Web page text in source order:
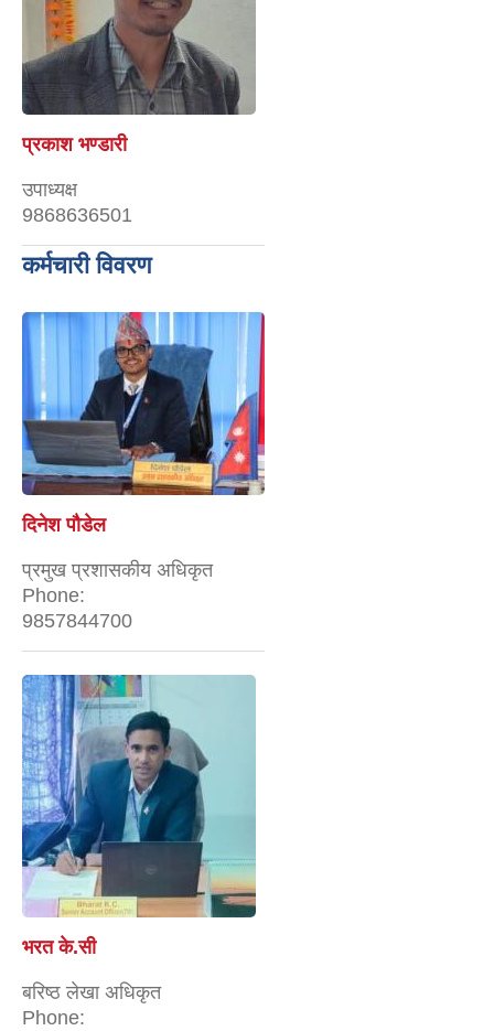
प्रकाश भण्डारी
उपाध्यक्ष
9868636501
कर्मचारी विवरण
दिनेश पौडेल
प्रमुख प्रशासकीय अधिकृत
Phone:
9857844700
भरत के.सी
बरिष्ठ लेखा अधिकृत
Phone: